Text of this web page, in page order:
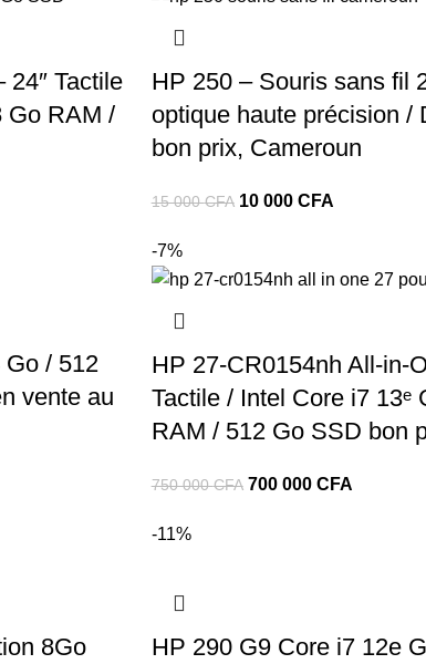
Tactile
Go RAM /
HP 250 – Souris sans fil
optique haute précision /
bon prix, Cameroun
15 000CFA 10 000 CFA
/ 512
vente au
-7%
HP 27-CR0154nh All-in-
Tactile / Intel Core i7 13ᵉ
RAM / 512 Go SSD bon
750 000CFA 700 000 CFA
8Go
-11%
HP 290 G9 Core i7 12e